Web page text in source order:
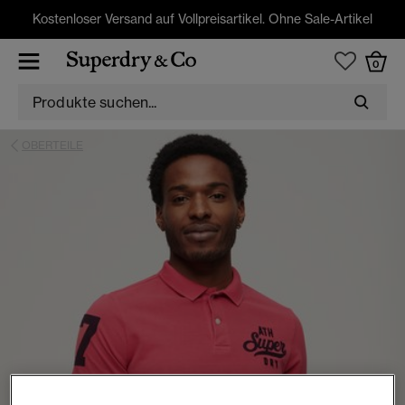
Kostenloser Versand auf Vollpreisartikel. Ohne Sale-Artikel
0